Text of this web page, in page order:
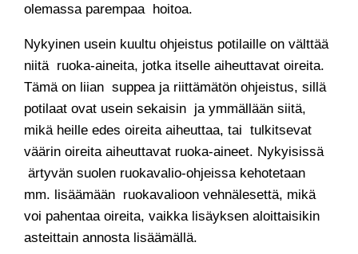
olemassa parempaa hoitoa.
Nykyinen usein kuultu ohjeistus potilaille on välttää
niitä ruoka-aineita, jotka itselle aiheuttavat oireita.
Tämä on liian suppea ja riittämätön ohjeistus, sillä
potilaat ovat usein sekaisin ja ymmällään siitä,
mikä heille edes oireita aiheuttaa, tai tulkitsevat
väärin oireita aiheuttavat ruoka-aineet. Nykyisissä
ärtyvän suolen ruokavalio-ohjeissa kehotetaan
mm. lisäämään ruokavalioon vehnälesettä, mikä
voi pahentaa oireita, vaikka lisäyksen aloittaisikin
asteittain annosta lisäämällä.